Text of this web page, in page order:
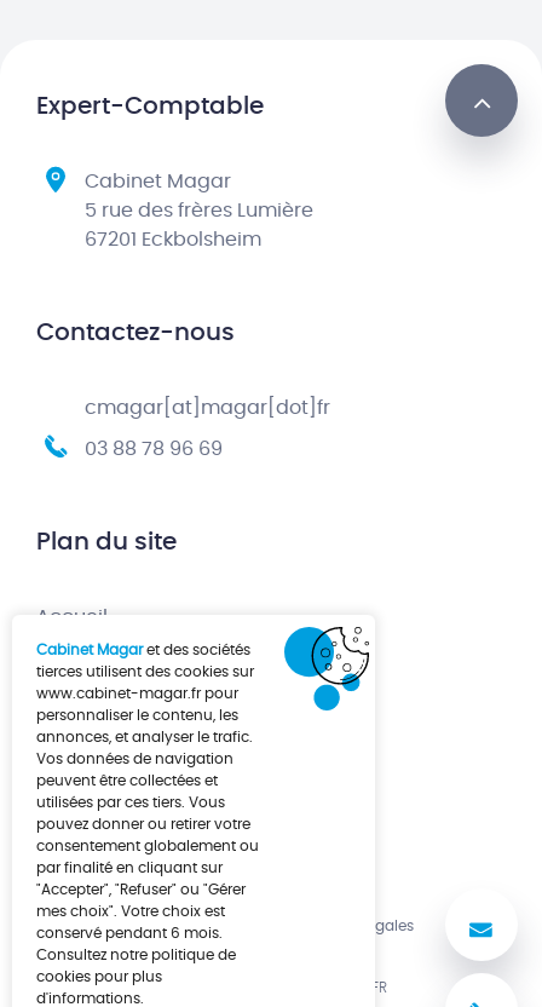
Expert-Comptable
Cabinet Magar
5 rue des frères Lumière
67201 Eckbolsheim
Contactez-nous
cmagar[at]magar[dot]fr
03 88 78 96 69
Plan du site
Accueil
Création d’entreprise
Développement d’entreprise
À propos
Actualités
Contact
Politique de cookies Mentions légales
UNE RÉALISATION LUCYAN.FR
Cabinet Magaret des sociétés
tierces utilisent des cookies sur
www.cabinet-magar.frpour
personnaliser le contenu, les
annonces, et analyser le trafic.
Vos données de navigation
peuvent être collectées et
utilisées par ces tiers. Vous
pouvez donner ou retirer votre
consentement globalement ou
par finalité en cliquant sur
"Accepter", "Refuser" ou "Gérer
mes choix". Votre choix est
conservé pendant 6 mois.
Consultez notre politique de
cookies pour plus
d'informations.